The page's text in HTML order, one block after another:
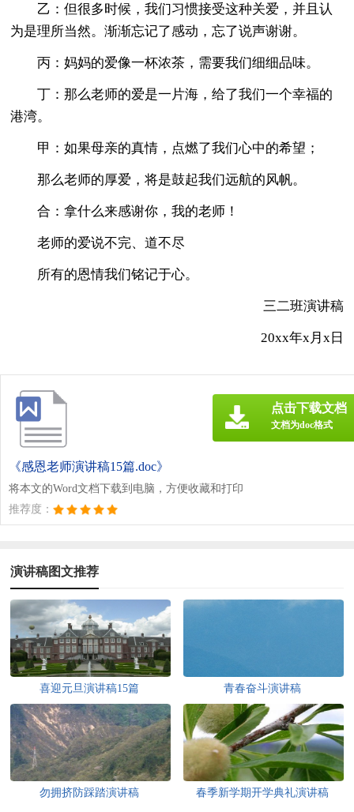
乙：但很多时候，我们习惯接受这种关爱，并且认
为是理所当然。渐渐忘记了感动，忘了说声谢谢。
丙：妈妈的爱像一杯浓茶，需要我们细细品味。
丁：那么老师的爱是一片海，给了我们一个幸福的
港湾。
甲：如果母亲的真情，点燃了我们心中的希望；
那么老师的厚爱，将是鼓起我们远航的风帆。
合：拿什么来感谢你，我的老师！
老师的爱说不完、道不尽
所有的恩情我们铭记于心。
三二班演讲稿
20xx年x月x日
《感恩老师演讲稿15篇.doc》
将本文的Word文档下载到电脑，方便收藏和打印
推荐度：
点击下载文档
文档为doc格式
演讲稿图文推荐
喜迎元旦演讲稿15篇 青春奋斗演讲稿
勿拥挤防踩踏演讲稿 春季新学期开学典礼演讲稿